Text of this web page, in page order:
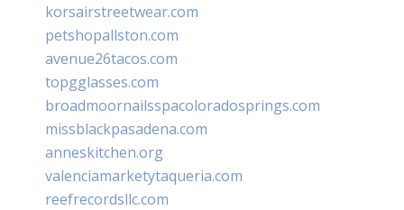
korsairstreetwear.com
petshopallston.com
avenue26tacos.com
topgglasses.com
broadmoornailsspacoloradosprings.com
missblackpasadena.com
anneskitchen.org
valenciamarketytaqueria.com
reefrecordsllc.com